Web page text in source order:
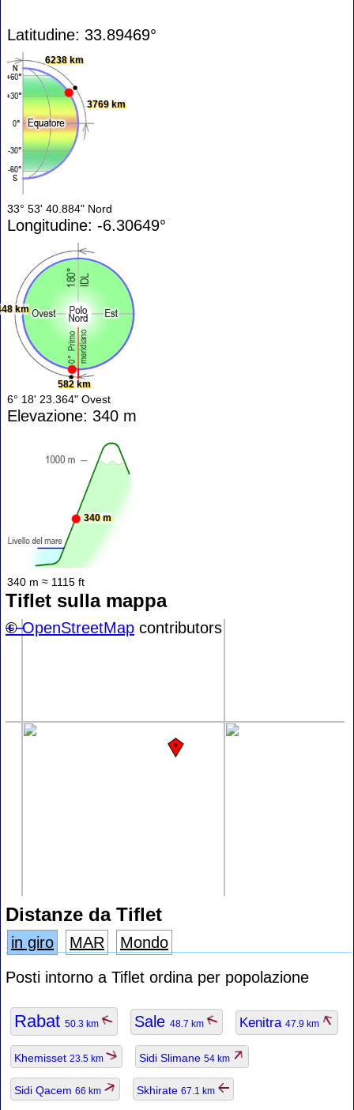
Latitudine: 33.89469°
6238 km
3769 km
33° 53' 40.884" Nord
Longitudine: -6.30649°
582 km
km
6° 18' 23.364" Ovest
Elevazione: 340 m
340 m
340 m ≈ 1115 ft
Tiflet sulla mappa
+−
©OpenStreetMap contributors
Distanze da Tiflet
in giro MAR
Mondo
Posti intorno a Tiflet ordina per popolazione
Rabat 50.3 km Sale 48.7 km Kenitra 47.9 km
Khemisset 23.5 km Sidi Slimane 54 km
Sidi Qacem 66 km Skhirate 67.1 km